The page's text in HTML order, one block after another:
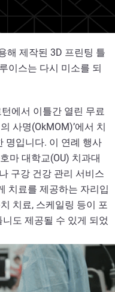
해 제작된 3D 프린팅 틀
이스는 다시 미소를 되
에서 이틀간 열린 무료
사명(OkMOM)’에서 치
명입니다. 이 연례 행사
마 대학교(OU) 치과대
구강 건강 관리 서비스
치료를 제공하는 자리입
치료, 스케일링 등이 포
도 제공될 수 있게 되었